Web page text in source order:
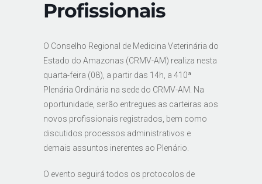
Profissionais
O Conselho Regional de Medicina Veterinária do
Estado do Amazonas (CRMV-AM) realiza nesta
quarta-feira (08), a partir das 14h, a 410ª
Plenária Ordinária na sede do CRMV-AM. Na
oportunidade, serão entregues as carteiras aos
novos profissionais registrados, bem como
discutidos processos administrativos e
demais assuntos inerentes ao Plenário.
O evento seguirá todos os protocolos de